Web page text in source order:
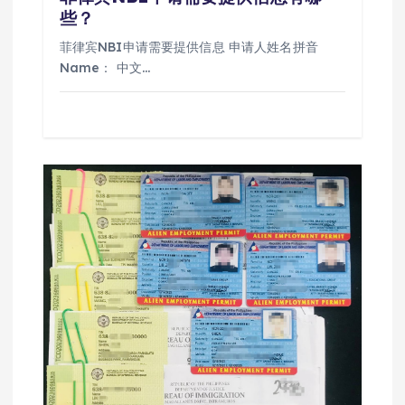
些？
菲律宾NBI申请需要提供信息 申请人姓名拼音
Name： 中文…